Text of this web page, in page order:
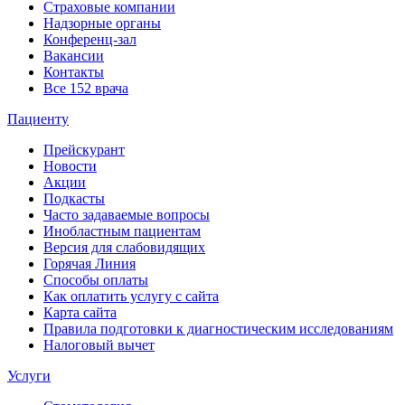
Страховые компании
Надзорные органы
Конференц-зал
Вакансии
Контакты
Все 152 врача
Пациенту
Прейскурант
Новости
Акции
Подкасты
Часто задаваемые вопросы
Инобластным пациентам
Версия для слабовидящих
Горячая Линия
Способы оплаты
Как оплатить услугу с сайта
Карта сайта
Правила подготовки к диагностическим исследованиям
Налоговый вычет
Услуги